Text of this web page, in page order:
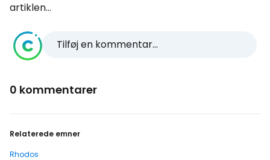
artiklen...
Tilføj en kommentar...
0 kommentarer
Relaterede emner
Rhodos